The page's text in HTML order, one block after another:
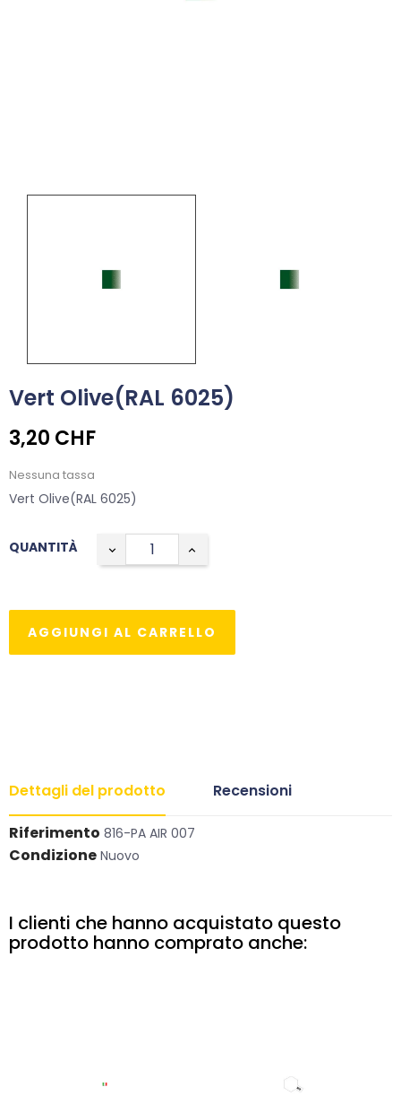
Vert Olive(RAL 6025)
3,20 CHF
Nessuna tassa
Vert Olive(RAL 6025)
QUANTITÀ
AGGIUNGI AL CARRELLO
Dettagli del prodotto Recensioni
Riferimento 816-PA AIR 007
Condizione Nuovo
I clienti che hanno acquistato questo
prodotto hanno comprato anche: